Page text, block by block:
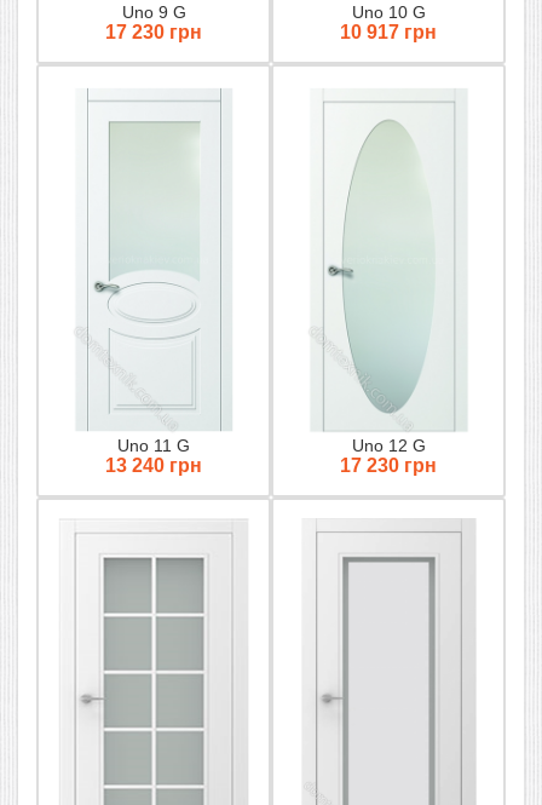
Uno 9 G
17 230 грн
Uno 10 G
10 917 грн
Uno 11 G
13 240 грн
Uno 12 G
17 230 грн